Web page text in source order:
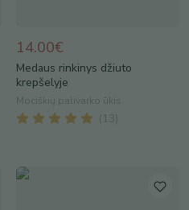
14.00€
Medaus rinkinys džiuto
krepšelyje
Mociškių palivarko ūkis
( 13